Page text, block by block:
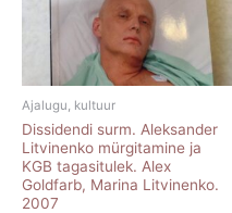
Ajalugu, kultuur
Dissidendi surm. Aleksander
Litvinenko mürgitamine ja
KGB tagasitulek. Alex
Goldfarb, Marina Litvinenko.
2007